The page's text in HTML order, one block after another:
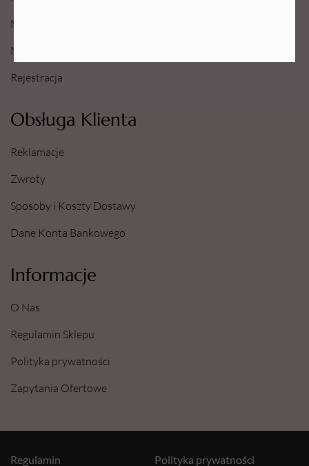
Moje Zamówienia
Moje Ulubione
Rejestracja
Obsługa Klienta
Reklamacje
Zwroty
Sposoby i Koszty Dostawy
Dane Konta Bankowego
Informacje
O Nas
Regulamin Sklepu
Polityka prywatności
Zapytania Ofertowe
Polityka prywatności
Regulamin